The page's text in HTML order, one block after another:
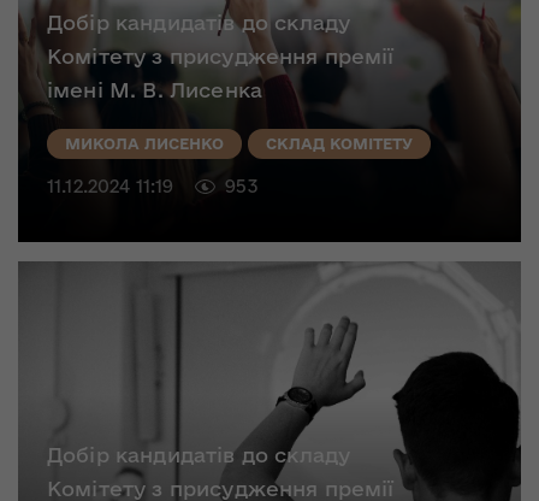
Добір кандидатів до складу
Комітету з присудження премії
імені М. В. Лисенка
МИКОЛА ЛИСЕНКО СКЛАД КОМІТЕТУ
11.12.2024 11:19 953
Добір кандидатів до складу
Комітету з присудження премії